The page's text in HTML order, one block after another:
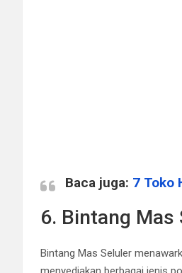
Baca juga: 7 Toko
6. Bintang Mas
Bintang Mas Seluler